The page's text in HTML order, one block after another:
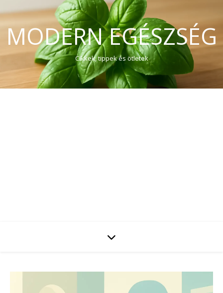
MODERN EGÉSZSÉG
Cikkek, tippek és ötletek